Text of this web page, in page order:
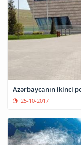
Azərbaycanın ikinci
25-10-2017